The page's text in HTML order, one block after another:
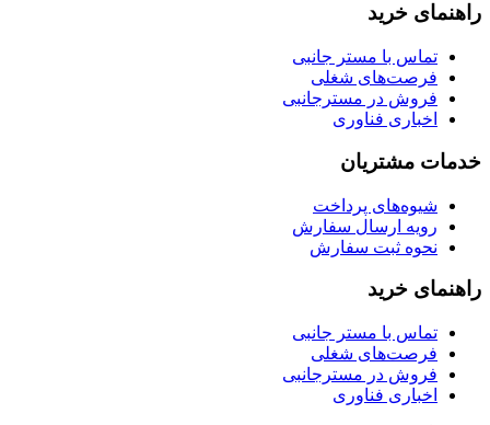
راهنمای خرید
تماس با مستر جانبی
فرصت‌های شغلی
فروش در مسترجانبی
اخباری فناوری
خدمات مشتریان
شیوه‌های پرداخت
رویه ارسال سفارش
نحوه ثبت سفارش
راهنمای خرید
تماس با مستر جانبی
فرصت‌های شغلی
فروش در مسترجانبی
اخباری فناوری